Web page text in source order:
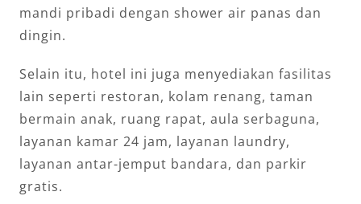
mandi pribadi dengan shower air panas dan
dingin.
Selain itu, hotel ini juga menyediakan fasilitas
lain seperti restoran, kolam renang, taman
bermain anak, ruang rapat, aula serbaguna,
layanan kamar 24 jam, layanan laundry,
layanan antar-jemput bandara, dan parkir
gratis.